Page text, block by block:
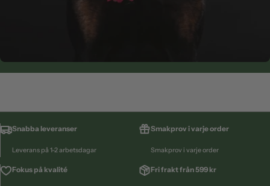
Snabba leveranser
Leverans på 1-2 arbetsdagar
Smakprov i varje order
Smakprov i varje order
Fokus på kvalité Fri frakt från 599 kr